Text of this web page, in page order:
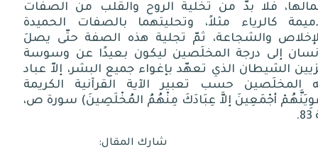
فلا بدّ من تخلية الروح والقلب من
الصفات
كالرياء مثلاً، وتحليتهما بالصفات
الحميدة
والشجاعة، ثمّ تجلية هذه الصفة حتّى
يصلَ
إلى درجة المخلَصين ليكون بعيدًا عن
وسوسة
الشيطان الذي تعهّد بإغواء جميع البشر، إلاّ عباد
المخلَصين حسب تعبير الآية القرآنية
الكريمة
أجْمَعِينَ إلاَّ عِبَادَكَ مِنْهُمُ المُخْلَصِينَ) سورة ص،
.
شارك المقال: